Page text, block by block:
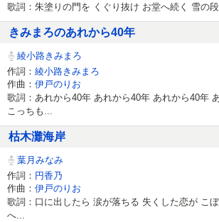
歌詞：朱塗りの門を くぐり抜け お堂へ続く 雪の段
きみまろのあれから40年
綾小路きみまろ
作詞： 綾小路きみまろ
作曲： 伊戸のりお
歌詞：あれから40年 あれから40年 あれから40年
こっちも...
枯木灘海岸
葉月みなみ
作詞： 円香乃
作曲： 伊戸のりお
歌詞：口に出したら 涙が落ちる 失くした恋が こ
へ...